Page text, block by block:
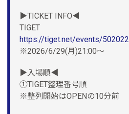
▶TICKET INFO◀
TIGET
https://tiget.net/events/502022
※2026/6/29(月)21:00〜
▶入場順◀
①TIGET整理番号順
※整列開始はOPENの10分前